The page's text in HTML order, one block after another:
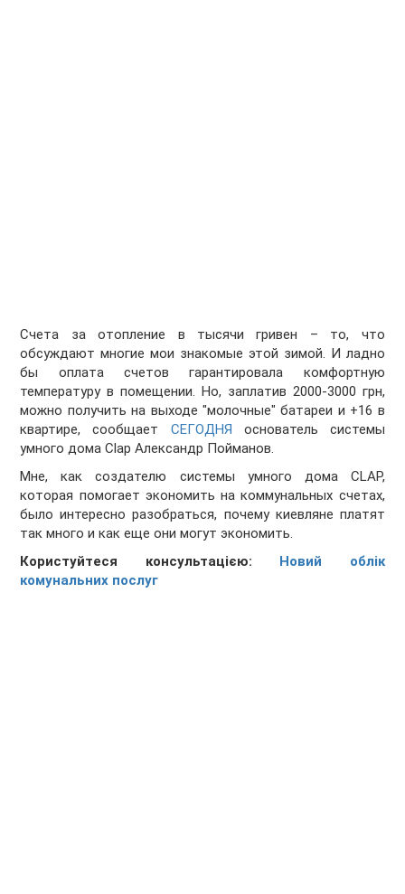
Счета за отопление в тысячи гривен – то, что
обсуждают многие мои знакомые этой зимой. И ладно
бы оплата счетов гарантировала комфортную
температуру в помещении. Но, заплатив 2000-3000 грн,
можно получить на выходе "молочные" батареи и +16 в
квартире, сообщает СЕГОДНЯ
основатель системы
умного дома Clap Александр Пойманов.
Мне, как создателю системы умного дома CLAP,
которая помогает экономить на коммунальных счетах,
было интересно разобраться, почему киевляне платят
так много и как еще они могут экономить.
Користуйтеся консультацією: Новий облік
комунальних послуг